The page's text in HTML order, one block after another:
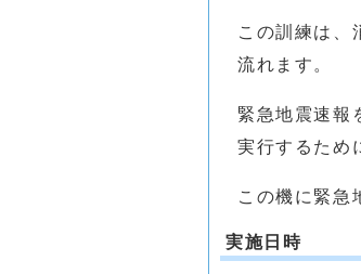
この訓練は、
流れます。
緊急地震速報
実行するため
この機に緊急
実施日時